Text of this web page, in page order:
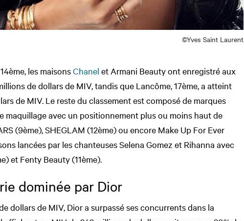
©Yves Saint Laurent
les maisonsChanel et Armani Beauty ont enregistré aux
de dollars de MIV, tandis que Lancôme, 17ème, a atteint
de MIV. Le reste du classement est composé de marques
maquillage avec un positionnement plus ou moins haut de
(9ème), SHEGLAM (12ème) ou encore Make Up For Ever
lancées par les chanteuses Selena Gomez et Rihanna avec
et Fenty Beauty (11ème).
dominée par Dior
dollars de MIV, Dior a surpassé ses concurrents dans la